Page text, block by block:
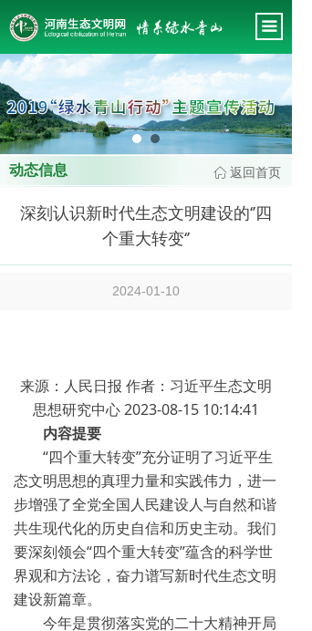
끀
首页
关于我们
会务管理
专题工作
政策法规
会员风采
专家智库
新闻中心
这里有最新的公司动态，这里有最新的网站设计、移
动端设计、网页相关内容与你分享
深刻认识新时代生态文明建设的‘’四
个重大转变‘’
来源：人民日报 作者：习近平生态文明
思想研究中心 2023-08-15 10:14:41
内容提要
“四个重大转变”充分证明了习近平生
态文明思想的真理力量和实践伟力，进一
步增强了全党全国人民建设人与自然和谐
共生现代化的历史自信和历史主动。我们
要深刻领会“四个重大转变”蕴含的科学世
界观和方法论，奋力谱写新时代生态文明
建设新篇章。
今年是贯彻落实党的二十大精神开局
动态信息 ꀇ 返回首页
2024-01-10